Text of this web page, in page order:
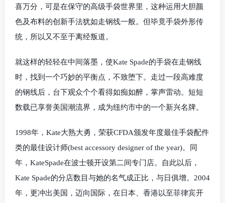
喜万分，可是在保守的高级手袋世界里，这种运用大胆颜
色及布料的创新手法犹如走钢线一般。但毕竟手袋外形传
统，所以又不至于离经叛道。
就这样的轻轻在中间落墨，使Kate Spade的手袋在走钢线
时，找到一个巧妙的平衡点，不致堕下。走过一段高难度
的钢线后，台下观众个个看得如痴如醉，掌声雷动。短短
数载已享誉美国潮流界，成为纽约市中的一个新兴名牌。
1998年，Kate大熟大勇，荣获CFDA颁发年度最佳手袋配件
类的最佳设计师(best accessory designer of the year)。同
年，KateSpade在波士顿开设第二间专门店。自此以后，
Kate Spade的分店数目与她的名气成正比，与日俱增。2004
年，更冲出美国，迈向国际，在日本、香港以至菲律宾开